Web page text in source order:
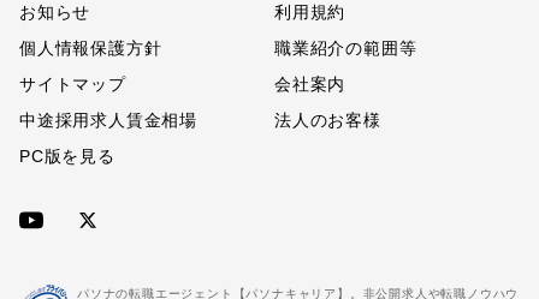
お知らせ
利用規約
個人情報保護方針
職業紹介の範囲等
サイトマップ
会社案内
中途採用求人賃金相場
法人のお客様
PC版を見る
パソナの転職エージェント【パソナキャリア】。非公開求人や転職ノウハウ